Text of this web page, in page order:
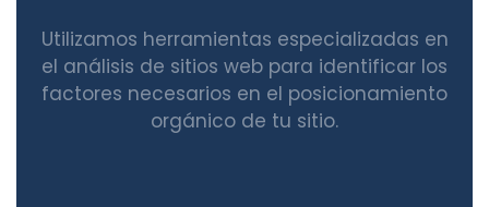
Utilizamos herramientas especializadas en
el análisis de sitios web para identificar los
factores necesarios en el posicionamiento
orgánico de tu sitio.